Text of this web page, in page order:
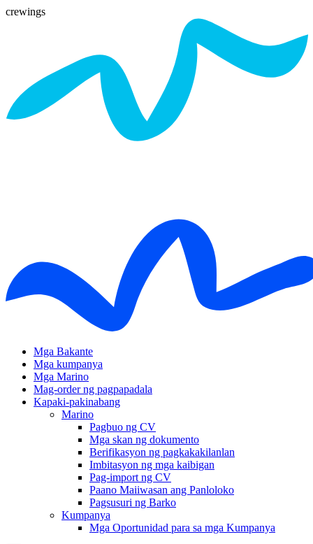
crewings
Mga Bakante
Mga kumpanya
Mga Marino
Mag-order ng pagpapadala
Kapaki-pakinabang
Marino
Pagbuo ng CV
Mga skan ng dokumento
Berifikasyon ng pagkakakilanlan
Imbitasyon ng mga kaibigan
Pag-import ng CV
Paano Maiiwasan ang Panloloko
Pagsusuri ng Barko
Kumpanya
Mga Oportunidad para sa mga Kumpanya